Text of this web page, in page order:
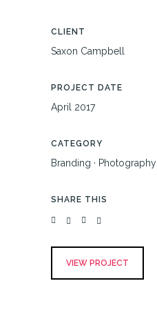
CLIENT
Saxon Campbell
PROJECT DATE
April 2017
CATEGORY
Branding · Photography
SHARE THIS
VIEW PROJECT